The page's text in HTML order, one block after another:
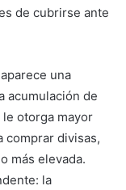
de cubrirse ante
una
acumulación de
le otorga mayor
comprar divisas,
más elevada.
la